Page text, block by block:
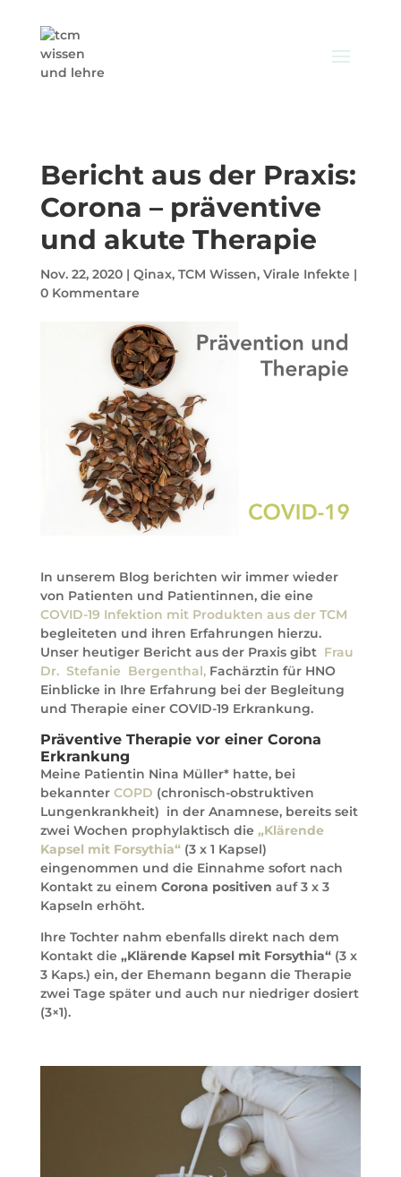
Bericht aus der Praxis:
Corona – präventive
und akute Therapie
Nov. 22, 2020| Qinax, TCM Wissen, Virale Infekte |
0 Kommentare
In unserem Blog berichten wir immer wieder
von Patienten und Patientinnen, die eine
COVID-19 Infektion mit Produkten aus der TCM
begleiteten und ihren Erfahrungen hierzu.
Unser heutiger Bericht aus der Praxis gibt Frau
Dr. Stefanie Bergenthal, Fachärztin für HNO
Einblicke in Ihre Erfahrung bei der Begleitung
und Therapie einer COVID-19 Erkrankung.
Präventive Therapie vor einer Corona
Erkrankung
Meine Patientin Nina Müller* hatte, bei
bekannter COPD (chronisch-obstruktiven
Lungenkrankheit) in der Anamnese, bereits seit
zwei Wochen prophylaktisch die „Klärende
Kapsel mit Forsythia“ (3 x 1 Kapsel)
eingenommen und die Einnahme sofort nach
Kontakt zu einem Corona positiven auf 3 x 3
Kapseln erhöht.
Ihre Tochter nahm ebenfalls direkt nach dem
Kontakt die „Klärende Kapsel mit Forsythia“(3 x
3 Kaps.) ein, der Ehemann begann die Therapie
zwei Tage später und auch nur niedriger dosiert
(3×1).